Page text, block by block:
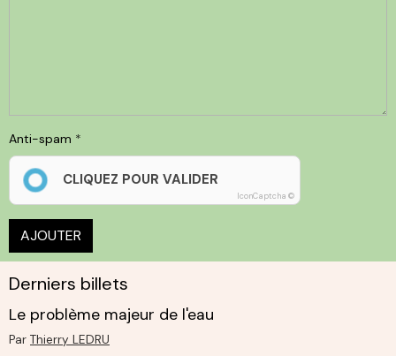
Anti-spam
CLIQUEZ POUR VALIDER
IconCaptcha ©
AJOUTER
Derniers billets
Le problème majeur de l'eau
Par Thierry LEDRU